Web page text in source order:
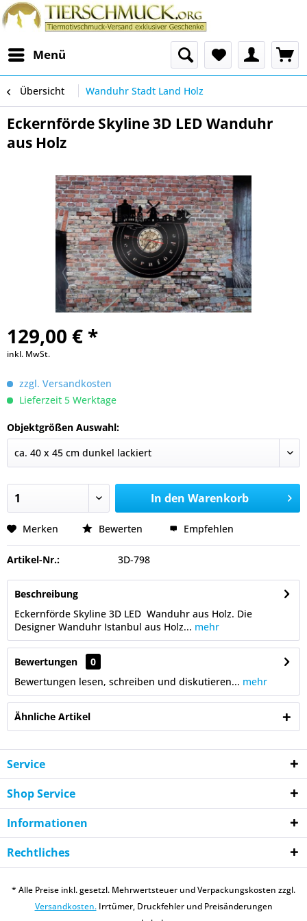
Menü
Übersicht Wanduhr Stadt Land Holz
Eckernförde Skyline 3D LED Wanduhr
aus Holz
129,00 € *
inkl. MwSt.
zzgl. Versandkosten
Lieferzeit 5 Werktage
Objektgrößen Auswahl:
In den Warenkorb
Merken Bewerten Empfehlen
Artikel-Nr.: 3D-798
Beschreibung
Eckernförde Skyline 3D LED Wanduhr aus Holz. Die
Designer Wanduhr Istanbul aus Holz... mehr
Bewertungen
0
Bewertungen lesen, schreiben und diskutieren... mehr
Ähnliche Artikel
Service
Shop Service
Informationen
Rechtliches
* Alle Preise inkl. gesetzl. Mehrwertsteuer und Verpackungskosten zzgl.
Versandkosten.Irrtümer, Druckfehler und Preisänderungen